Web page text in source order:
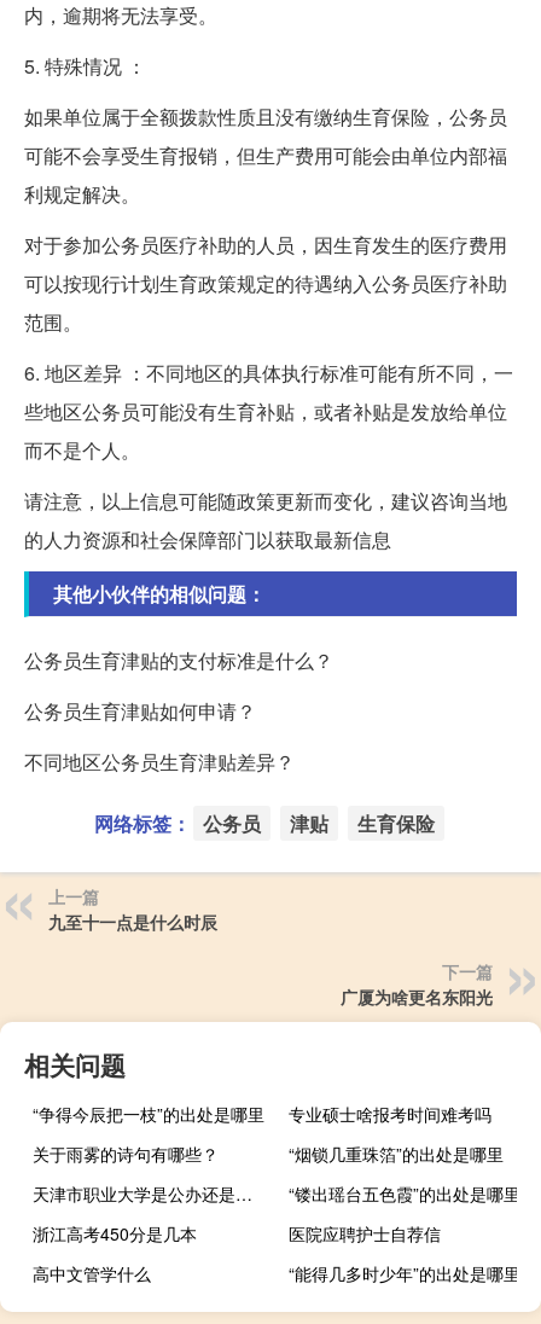
内，逾期将无法享受。
5. 特殊情况 ：
如果单位属于全额拨款性质且没有缴纳生育保险，公务员
可能不会享受生育报销，但生产费用可能会由单位内部福
利规定解决。
对于参加公务员医疗补助的人员，因生育发生的医疗费用
可以按现行计划生育政策规定的待遇纳入公务员医疗补助
范围。
6. 地区差异 ：不同地区的具体执行标准可能有所不同，一
些地区公务员可能没有生育补贴，或者补贴是发放给单位
而不是个人。
请注意，以上信息可能随政策更新而变化，建议咨询当地
的人力资源和社会保障部门以获取最新信息
其他小伙伴的相似问题：
公务员生育津贴的支付标准是什么？
公务员生育津贴如何申请？
不同地区公务员生育津贴差异？
网络标签： 公务员 津贴 生育保险
上一篇
九至十一点是什么时辰
下一篇
广厦为啥更名东阳光
相关问题
“争得今辰把一枝”的出处是哪里
专业硕士啥报考时间难考吗
关于雨雾的诗句有哪些？
“烟锁几重珠箔”的出处是哪里
天津市职业大学是公办还是民办
“镂出瑶台五色霞”的出处是哪里
浙江高考450分是几本
医院应聘护士自荐信
高中文管学什么
“能得几多时少年”的出处是哪里